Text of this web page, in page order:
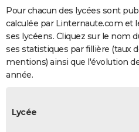
COPAINS D'AVANT
S'inscrire
Se connecter
Lycées
Collèges
Primaires
Universités
Entreprises
Service militaire
Avis de recherche
AVIS DE DÉCÈS
FORUM
Pour chacun des lycées sont
calculée par Linternaute.com et
ses lycéens. Cliquez sur le nom
ses statistiques par fillière (taux
mentions) ainsi que l'évolution
année.
Lycée